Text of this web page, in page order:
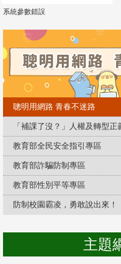
系統參數錯誤
聰明用網路 青春不迷路
「補課了沒？」人權及轉型正
教育部全民安全指引專區
教育部詐騙防制專區
教育部性別平等專區
防制校園霸凌，勇敢說出來！
主題